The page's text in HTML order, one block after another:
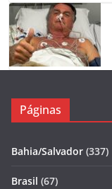
Páginas
Bahia/Salvador (337)
Brasil (67)